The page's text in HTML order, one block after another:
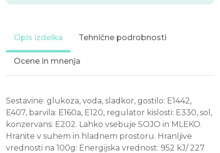
Opis izdelka Tehnične podrobnosti
Ocene in mnenja
Sestavine: glukoza, voda, sladkor, gostilo: E1442,
E407, barvila: E160a, E120, regulator kislosti: E330, sol,
konzervans: E202. Lahko vsebuje SOJO in MLEKO.
Hranite v suhem in hladnem prostoru. Hranljive
vrednosti na 100g: Energijska vrednost: 952 kJ/ 227